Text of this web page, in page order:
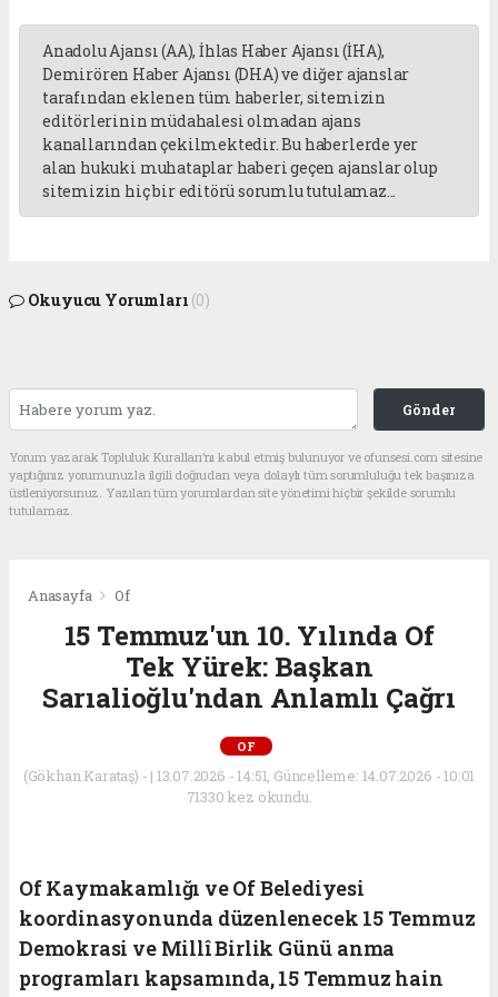
Anadolu Ajansı (AA), İhlas Haber Ajansı (İHA),
Demirören Haber Ajansı (DHA) ve diğer ajanslar
tarafından eklenen tüm haberler, sitemizin
editörlerinin müdahalesi olmadan ajans
kanallarından çekilmektedir. Bu haberlerde yer
alan hukuki muhataplar haberi geçen ajanslar olup
sitemizin hiç bir editörü sorumlu tutulamaz...
Okuyucu Yorumları (0)
Gönder
Yorum yazarak Topluluk Kuralları’nı kabul etmiş bulunuyor ve ofunsesi.com sitesine
yaptığınız yorumunuzla ilgili doğrudan veya dolaylı tüm sorumluluğu tek başınıza
üstleniyorsunuz. Yazılan tüm yorumlardan site yönetimi hiçbir şekilde sorumlu
tutulamaz.
Anasayfa Of
15 Temmuz'un 10. Yılında Of
Tek Yürek: Başkan
Sarıalioğlu'ndan Anlamlı Çağrı
OF
(Gökhan Karataş) - | 13.07.2026 - 14:51, Güncelleme: 14.07.2026 - 10:01
71330 kez okundu.
Of Kaymakamlığı ve Of Belediyesi
koordinasyonunda düzenlenecek 15 Temmuz
Demokrasi ve Millî Birlik Günü anma
programları kapsamında, 15 Temmuz hain